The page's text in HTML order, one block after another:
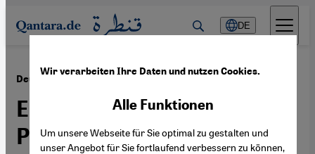
Direkt zum Inhalt springen
DE
Deutsche und Osmanen im Ersten Weltkrieg · 11.09.2014
Eine privilegierte
Partnerschaft
Wir verarbeiten Ihre Daten und nutzen Cookies.
Alle Funktionen
Um unsere Webseite für Sie optimal zu gestalten und
unser Angebot für Sie fortlaufend verbessern zu können,